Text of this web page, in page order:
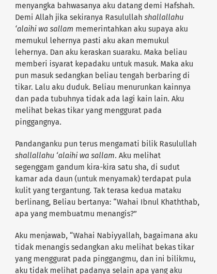
menyangka bahwasanya aku datang demi Hafshah.
Demi Allah jika sekiranya Rasulullahshallallahu
‘alaihi wa sallam memerintahkan aku supaya aku
memukul lehernya pasti aku akan memukul
lehernya. Dan aku keraskan suaraku. Maka beliau
memberi isyarat kepadaku untuk masuk. Maka aku
pun masuk sedangkan beliau tengah berbaring di
tikar. Lalu aku duduk. Beliau menurunkan kainnya
dan pada tubuhnya tidak ada lagi kain lain. Aku
melihat bekas tikar yang menggurat pada
pinggangnya.
Pandanganku pun terus mengamati bilik Rasulullah
shallallahu ‘alaihi wa sallam. Aku melihat
segenggam gandum kira-kira satu sha, di sudut
kamar ada daun (untuk menyamak) terdapat pula
kulit yang tergantung. Tak terasa kedua mataku
berlinang, Beliau bertanya: “Wahai Ibnul Khaththab,
apa yang membuatmu menangis?”
Aku menjawab, “Wahai Nabiyyallah, bagaimana aku
tidak menangis sedangkan aku melihat bekas tikar
yang menggurat pada pinggangmu, dan ini bilikmu,
aku tidak melihat padanya selain apa yang aku